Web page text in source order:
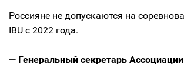
Россияне не допускаются на
IBU с 2022 года.
— Генеральный секретарь